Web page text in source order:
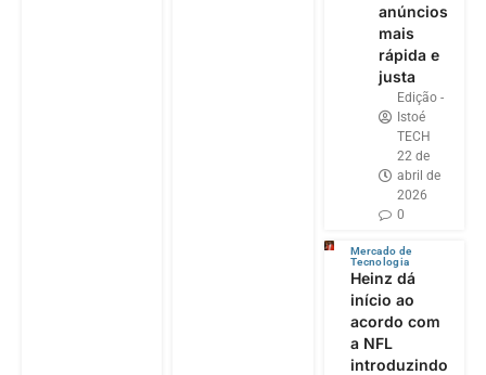
anúncios
mais
rápida e
justa
Edição -
Istoé
TECH
22 de
abril de
2026
0
Mercado de
Tecnologia
Heinz dá
início ao
acordo com
a NFL
introduzindo